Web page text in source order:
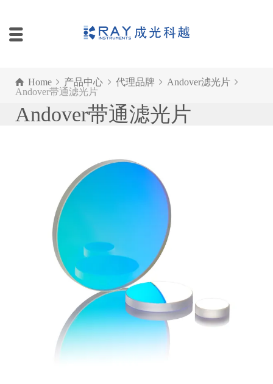
Home 产品中心 代理品牌
Andover滤光片
Andover带通滤光片
Andover带通滤光片